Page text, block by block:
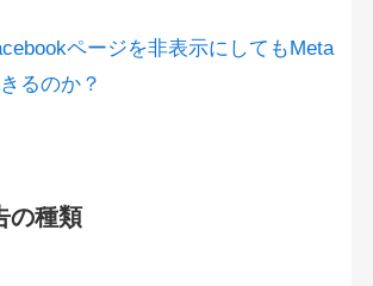
ページを非表示にしてもMeta
るのか？
の種類